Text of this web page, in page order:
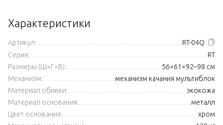
Характеристики
Артикул:
RT-04Q
Серия:
RT
Размеры (Ш×Г×В):
56×61×92–98 см
Механизм:
механизм качания мультиблок
Материал обивки:
экокожа
Материал основания:
металл
Цвет основания:
хром